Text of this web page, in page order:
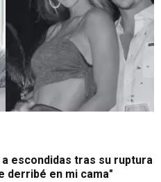
escondidas tras su ruptura
derribé en mi cama"